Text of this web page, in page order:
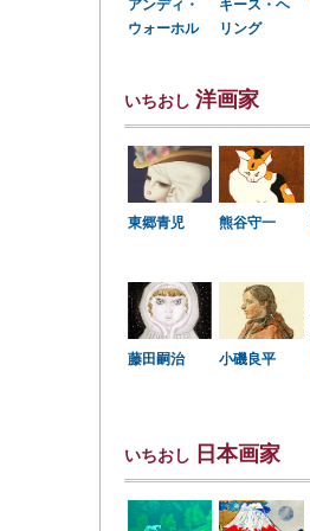
アンディ・
ウォーホル
キース・ヘ
リング
いちおし 洋画家
東郷青児 熊谷守一
藤田嗣治 小磯良平
いちおし 日本画家